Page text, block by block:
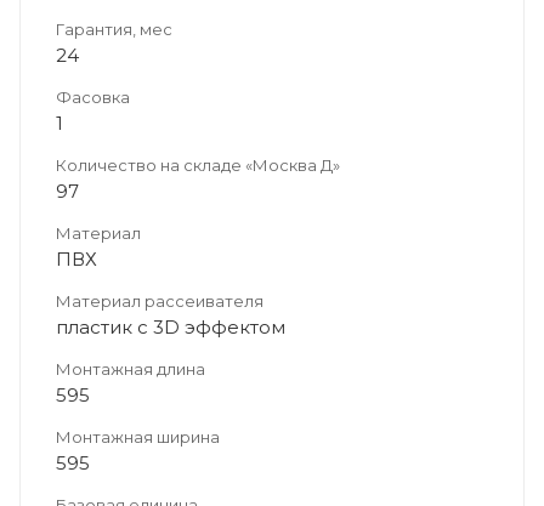
Гарантия, мес
24
Фасовка
1
Количество на складе «Москва Д»
97
Материал
ПВХ
Материал рассеивателя
пластик с 3D эффектом
Монтажная длина
595
Монтажная ширина
595